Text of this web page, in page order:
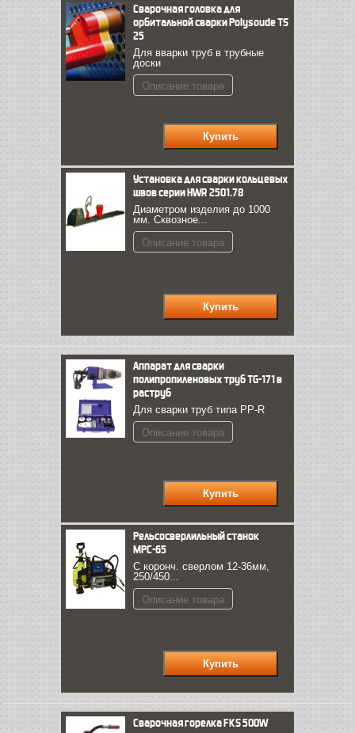
Сварочная головка для
орбитальной сварки Polysoude TS
25
Для вварки труб в трубные
доски
Описание товара
Установка для сварки кольцевых
швов серии HWR 2501.78
Диаметром изделия до 1000
мм. Сквозное...
Описание товара
Аппарат для сварки
полипропиленовых труб TG-171 в
раструб
Для сварки труб типа PP-R
Описание товара
Рельсосверлильный станок
МРС-65
С коронч. сверлом 12-36мм,
250/450...
Описание товара
Сварочная горелка FКS 500W